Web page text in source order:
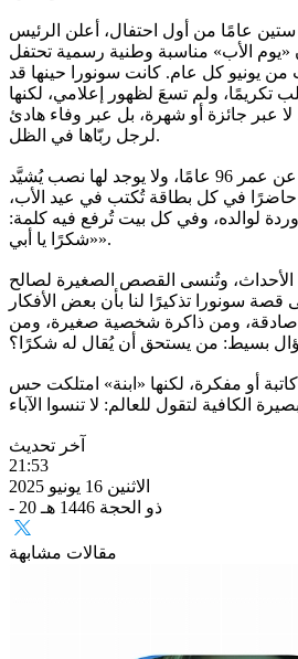
من ستين عامًا من أول احتفال، أعلن الرئيس
«يوم الأب» مناسبة وطنية رسمية تحتفل
من يونيو كل عام. كانت سونورا حينها قد
تكريمًا، ولم تسعَ لظهور إعلامي، لكنها
لا عبر جائزة أو شهرة، بل عبر وفاء هادئ
لرجل ربّاها في الظل.
توفيت سونورا عام 1978، عن عمر 96 عامًا، ولا يوجد لها نصب يُشيَّد
في كل بطاقة تُكتب في عيد الأب،
لوالده، وفي كل بيت تُرفع فيه كلمة:
«شكرًا يا أبي».
وتُنسى القصص الصغيرة لصالح
قصة سونورا تذكيرًا لنا بأن بعض الأفكار
صادقة، ومن ذاكرة شخصية صغيرة، ومن
بسيط: من يستحق أن يُقال له شكرًا؟
أو مفكرة، لكنها «ابنة» امتلكت حس
آخر تحديث
21:53
الاثنين 16 يونيو 2025
- 20 ذو الحجة 1446 هـ
مقالات مشابهة